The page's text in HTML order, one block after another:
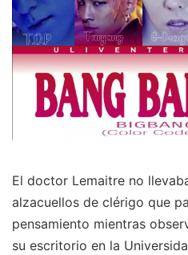
El doctor Lemaitre no
alzacuellos de clérigo que
pensamiento mientras
su escritorio en la